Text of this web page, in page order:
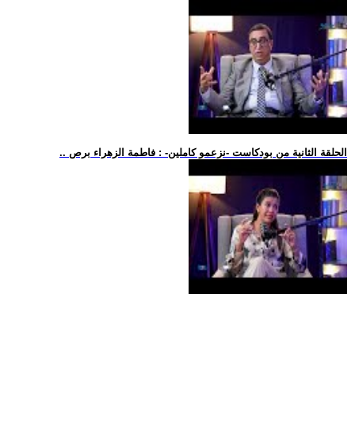
.. الحلقة الثانية من بودكاست -نزعمو كاملين- : فاطمة الزهراء برص